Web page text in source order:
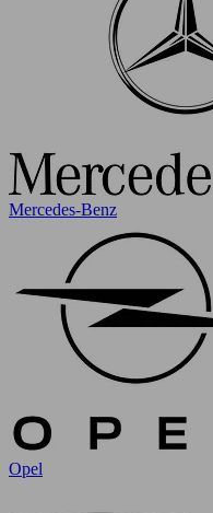
Mercedes-Benz
Opel